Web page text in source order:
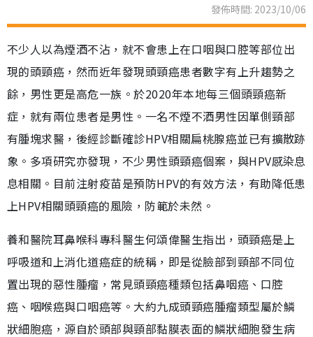
發佈時間: 2023/10/06
不少人以為煙酒不沾，就不會患上在口咽與口腔等部位出
現的頭頸癌，然而近年發現頭頸癌患者數字有上升趨勢之
餘，男性更是高危一族。於2020年本地每三個頭頸癌新
症，就有兩位患者是男性。一名不煙不酒男性因單側頸部
有腫塊求醫，後經診斷確診HPV相關扁桃腺癌並已有擴散跡
象。多項研究亦發現，不少男性頭頸癌個案，與HPV感染息
息相關。目前注射疫苗是預防HPV的有效方法，有助降低患
上HPV相關頭頸癌的風險，防範於未然。
養和醫院耳鼻喉科專科醫生何頌偉醫生指出，頭頸癌是上
呼吸道和上消化道癌症的統稱，即是從臉部到頸部不同位
置出現的惡性腫瘤，常見頭頸癌種類包括鼻咽癌、口腔
癌、咽喉癌與口咽癌等。大約九成頭頸癌腫瘤類型屬於鱗
狀細胞癌，源自於頭部與頸部黏膜表面的鱗狀細胞發生病